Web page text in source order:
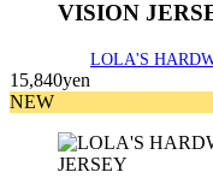
VISION
LOLA'S
15,840yen
NEW